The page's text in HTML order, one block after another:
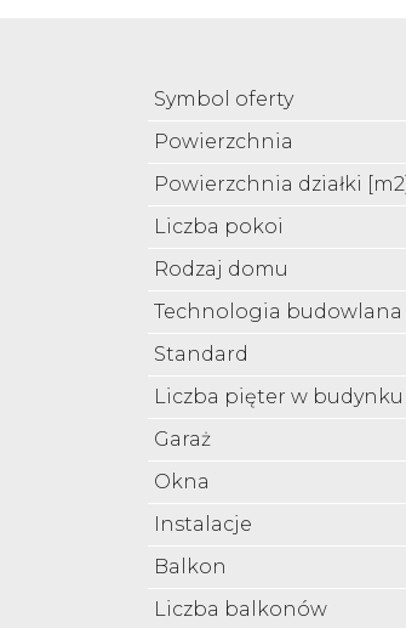
Symbol oferty
Powierzchnia
Powierzchnia działki [m2]
Liczba pokoi
Rodzaj domu
Technologia budowlana
Standard
Liczba pięter w budynku
Garaż
Okna
Instalacje
Balkon
Liczba balkonów